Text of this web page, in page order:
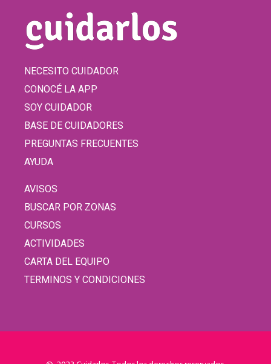
NECESITO CUIDADOR
CONOCÉ LA APP
SOY CUIDADOR
BASE DE CUIDADORES
PREGUNTAS FRECUENTES
AYUDA
AVISOS
BUSCAR POR ZONAS
CURSOS
ACTIVIDADES
CARTA DEL EQUIPO
TERMINOS Y CONDICIONES